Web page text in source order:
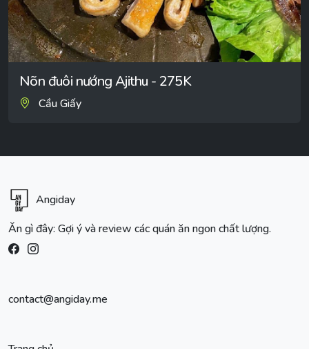
Nõn đuôi nướng Ajithu - 275K
Cầu Giấy
Angiday
Ăn gì đây: Gợi ý và review các quán ăn ngon chất lượng.
contact@angiday.me